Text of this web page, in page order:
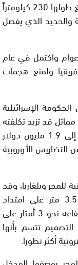
أقامته إسرائيل على امتداد حدودها التي يبلغ طولها 230 كيلومتراً
والحديد الذي يفصل
واكتمل في عام
ولمنع هجمات
الإسرائيلية
مماثل قد تزيد تكلفته
على الزبائن الأجانب نحو 15 % أو ما يصل إلى 1.9 مليون دولار
التضاريس الأوروبية
للمجر وبلغاريا، وقد
أتمت الأولى بالفعل إقامة سور ارتفاعه 3.5 متر على امتداد
حدودها مع صربيا، وأنشأت الأخيرة سوراً ارتفاعه نحو 3 أمتار على
التصميم تتسم بأنها
أكثر تطوراً.